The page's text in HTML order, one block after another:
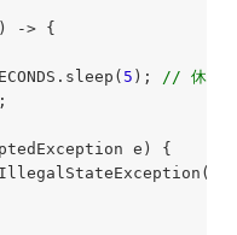
-> {
5 ); // 休眠5s
;
e) {